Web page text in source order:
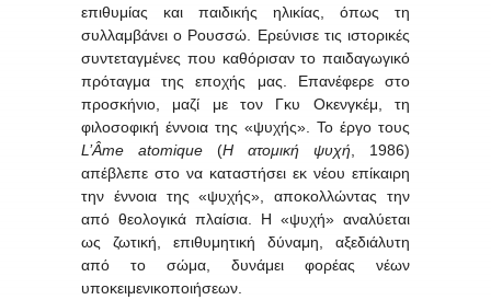
επιθυμίας και παιδικής ηλικίας, όπως τη
συλλαμβάνει ο Ρουσσώ. Ερεύνισε τις ιστορικές
συντεταγμένες που καθόρισαν το παιδαγωγικό
πρόταγμα της εποχής μας. Επανέφερε στο
προσκήνιο, μαζί με τον Γκυ Οκενγκέμ, τη
φιλοσοφική έννοια της «ψυχής». Το έργο τους
L ’Âme atomique (Η ατομική ψυχή , 1986)
απέβλεπε στο να καταστήσει εκ νέου επίκαιρη
την έννοια της «ψυχής», αποκολλώντας την
από θεολογικά πλαίσια. Η «ψυχή» αναλύεται
ως ζωτική, επιθυμητική δύναμη, αξεδιάλυτη
από το σώμα, δυνάμει φορέας νέων
υποκειμενικοποιήσεων.